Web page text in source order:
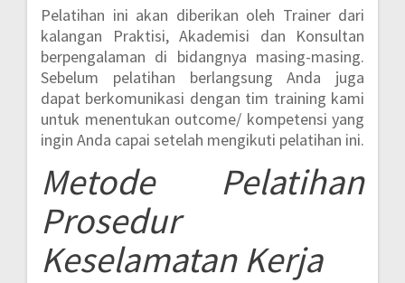
Pelatihan ini akan diberikan oleh Trainer dari
kalangan Praktisi, Akademisi dan Konsultan
berpengalaman di bidangnya masing-masing.
Sebelum pelatihan berlangsung Anda juga
dapat berkomunikasi dengan tim training kami
untuk menentukan outcome/ kompetensi yang
ingin Anda capai setelah mengikuti pelatihan ini.
MetodePelatihan
Prosedur
Keselamatan Kerja